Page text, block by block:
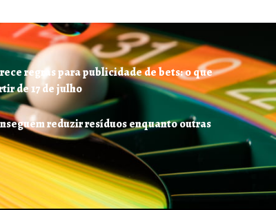
regras para publicidade de bets: o que
de 17 de julho
reduzir resíduos enquanto outras